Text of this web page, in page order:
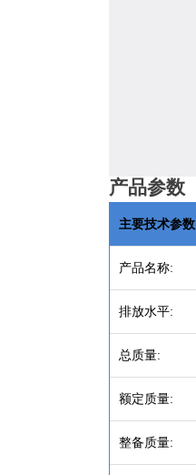
产品参数
主要技术参数
产品名称:
排放水平:
总质量:
额定质量:
整备质量: